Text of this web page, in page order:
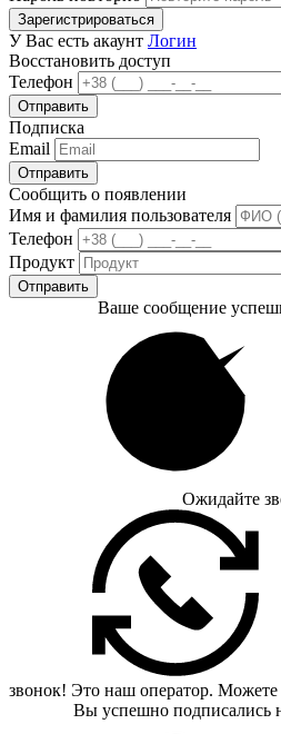
Зарегистрироваться
У Вас есть акаунт Логин
Восстановить доступ
Телефон
Отправить
Подписка
Email
Отправить
Сообщить о появлении
Имя и фамилия пользователя
Телефон
Продукт
Отправить
Ваше сообщение
Ожидайте
звонок! Это наш оператор.
Вы успешно подписались